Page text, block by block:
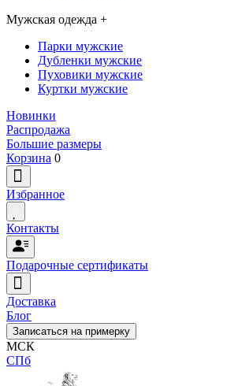
Мужская одежда +
Парки мужские
Дубленки мужские
Пуховики мужские
Куртки мужские
Новинки
Распродажа
Большие размеры
Корзина 0
Избранное
Контакты
Подарочные сертификаты
Доставка
Блог
Записаться на примерку
МСК
СПб